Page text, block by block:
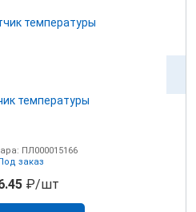
температуры
ПЛ000015166
заказ
₽/шт